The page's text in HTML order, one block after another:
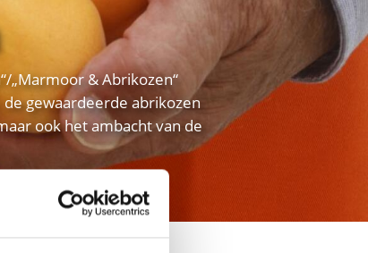
„Marmoor & Abrikozen“
gewaardeerde abrikozen
ook het ambacht van de